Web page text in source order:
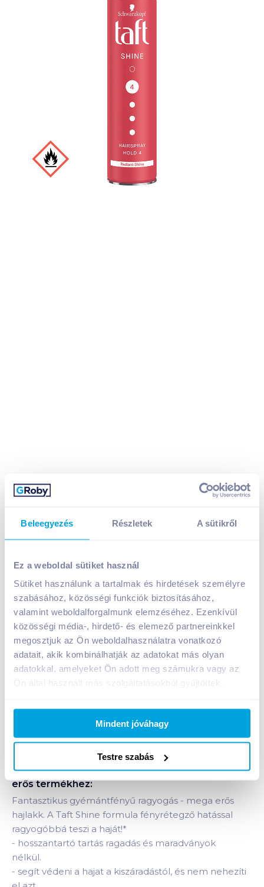
Beleegyezés Részletek A sütikről
Ez a weboldal sütiket használ
Sütiket használunk a tartalmak és hirdetések személyre
szabásához, közösségi funkciók biztosításához,
valamint weboldalforgalmunk elemzéséhez. Ezenkívül
közösségi média-, hirdető- és elemező partnereinkkel
megosztjuk az Ön weboldalhasználatra vonatkozó
adatait, akik kombinálhatják az adatokat más olyan
adatokkal, amelyeket Ön adott meg számukra vagy az
Mindent jóváhagy
Testre szabás
Taft Minden időben hajlakk 250 ml Shine
gyémántfényű ragyogás ultra erős
Egységár: 7 796
Kosárba
1 karton = 6 db
+1 karton a kosárba
Bevásárlólistához adom Értesíts, ha olcsóbb!
Termékleírás a(z)Taft Minden időben hajlakk
250 ml Shine gyémántfényű ragyogás ultra
erőstermékhez:
Fantasztikus gyémántfényű ragyogás - mega erős
hajlakk. A Taft Shine formula fényrétegző hatással
ragyogóbbá teszi a haját!*
- hosszantartó tartás ragadás és maradványok
nélkül.
- segít védeni a hajat a kiszáradástól, és nem nehezíti